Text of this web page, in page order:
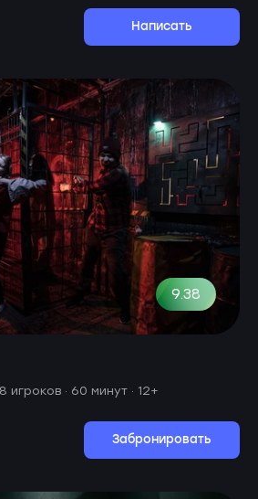
Написать
9.38
игроков · 60 минут · 12+
Забронировать